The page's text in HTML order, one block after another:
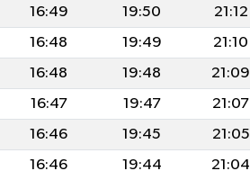
16:49 19:50
21:12
16:48 19:49
21:10
16:48 19:48
21:09
16:47 19:47
21:07
16:46 19:45
21:05
16:46 19:44 21:04